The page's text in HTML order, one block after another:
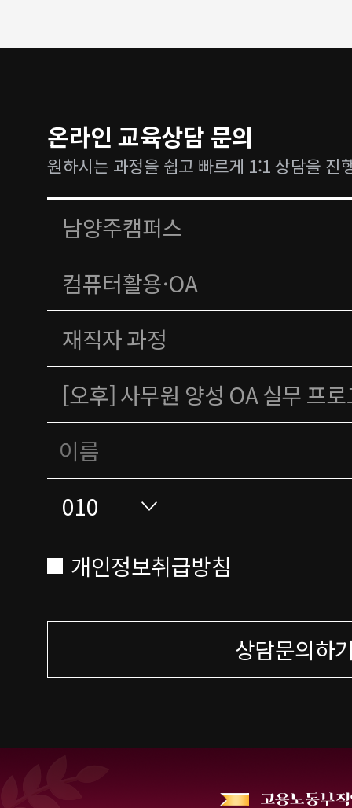
온라인 교육상담 문의
원하시는 과정을 쉽고 빠르게 1:1 상담을 진
개인정보취급방침
상담문의하